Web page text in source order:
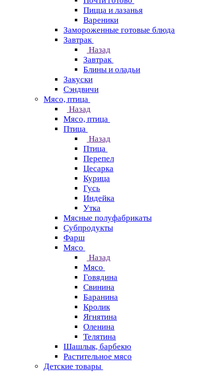
Пицца и лазанья
Вареники
Замороженные готовые блюда
Завтрак
Назад
Завтрак
Блины и оладьи
Закуски
Сэндвичи
Мясо, птица
Назад
Мясо, птица
Птица
Назад
Птица
Перепел
Цесарка
Курица
Гусь
Индейка
Утка
Мясные полуфабрикаты
Субпродукты
Фарш
Мясо
Назад
Мясо
Говядина
Свинина
Баранина
Кролик
Ягнятина
Оленина
Телятина
Шашлык, барбекю
Растительное мясо
Детские товары